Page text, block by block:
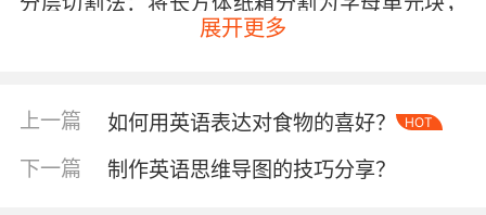
通过插槽连接形成单词链。例如“SUN”可拆分为
拟森林，或在“OCEAN”卡片上粘贴蓝色亮片，视
动态机关设计：在“BIRD”卡片内侧设置弹簧装
展开更多
上一篇 如何用英语表达对食物的喜好？ HOT
下一篇 制作英语思维导图的技巧分享？